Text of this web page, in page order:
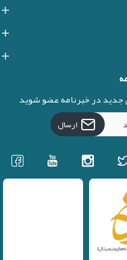
جدید در خبرنامه عضو شوید
ارسال